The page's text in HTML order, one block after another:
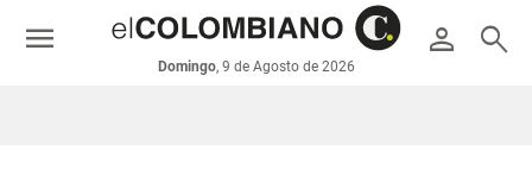
económicos
Colombia
person search
Domingo, 9 de Agosto de 2026
menu